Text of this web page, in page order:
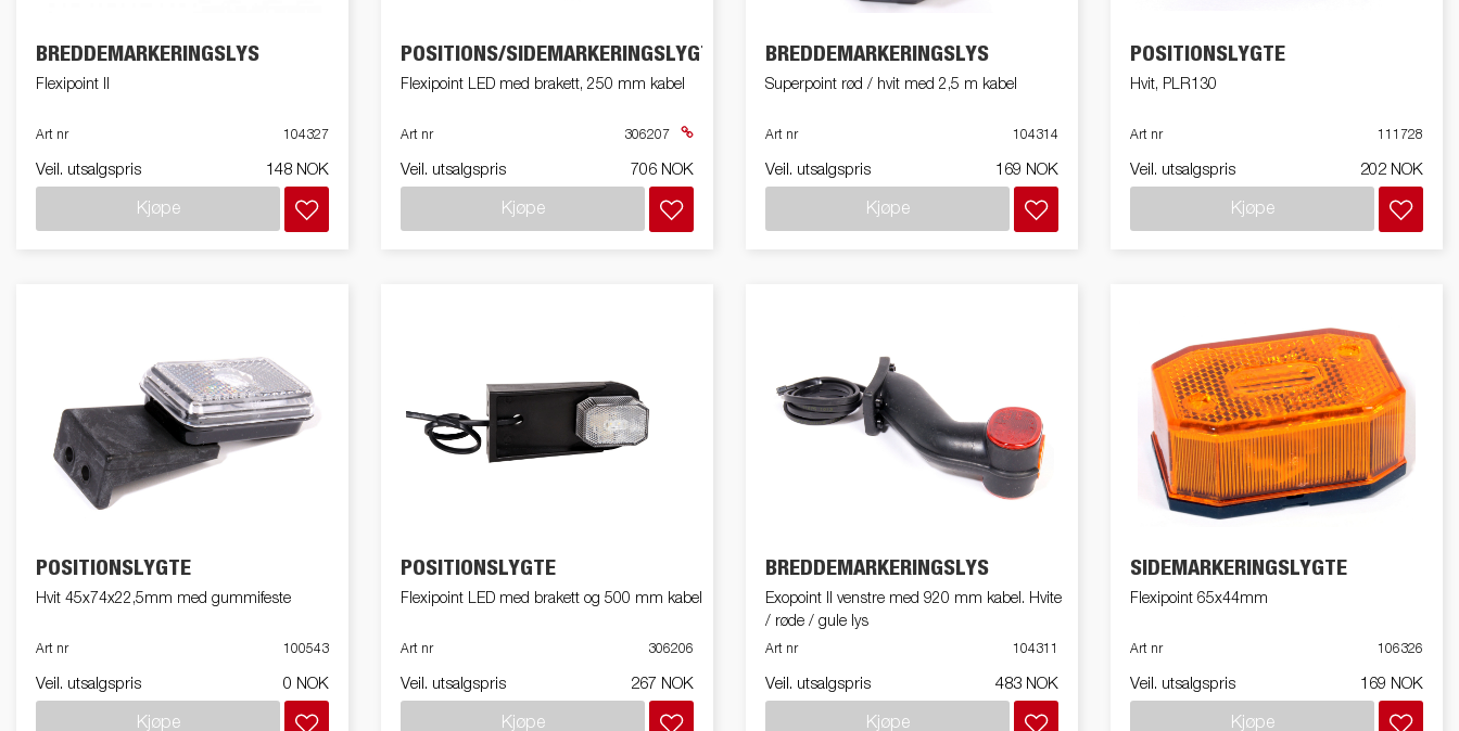
BREDDEMARKERINGSLYS
Flexipoint II
Art nr 104327
Veil. utsalgspris 148 NOK
Kjøpe
POSITIONS/SIDEMARKERINGSLYGTE
Flexipoint LED med brakett, 250 mm kabel
Art nr 306207
Veil. utsalgspris 706 NOK
Kjøpe
BREDDEMARKERINGSLYS
Superpoint rød / hvit med 2,5 m kabel
Art nr 104314
Veil. utsalgspris 169 NOK
Kjøpe
POSITIONSLYGTE
Hvit, PLR130
Art nr 111728
Veil. utsalgspris 202 NOK
Kjøpe
POSITIONSLYGTE
Hvit 45x74x22,5mm med gummifeste
Art nr 100543
Veil. utsalgspris 0 NOK
Kjøpe
POSITIONSLYGTE
Flexipoint LED med brakett og 500 mm kabel
Art nr 306206
Veil. utsalgspris 267 NOK
Kjøpe
BREDDEMARKERINGSLYS
Exopoint II venstre med 920 mm kabel. Hvite
/ røde / gule lys
Art nr 104311
Veil. utsalgspris 483 NOK
Kjøpe
SIDEMARKERINGSLYGTE
Flexipoint 65x44mm
Art nr 106326
Veil. utsalgspris 169 NOK
Kjøpe